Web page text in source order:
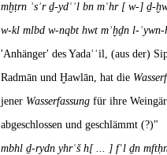
mḫṭrn ʾsʾr ḏ-ydʿʾl bn mʿhr [ w-] ḏ-
w-kl mlbd w-nqbt hwt mʾḫḏn l-
'Anhänger' des Yadaʿʾil, (aus der)
Radmān und Ḫawlān, hat die
jener Wasserfassung für ihre
abgeschlossen und geschlämmt (?)"
mbhl ḏ-rydn yhrʿš h[ ... ] fʿl ḏn